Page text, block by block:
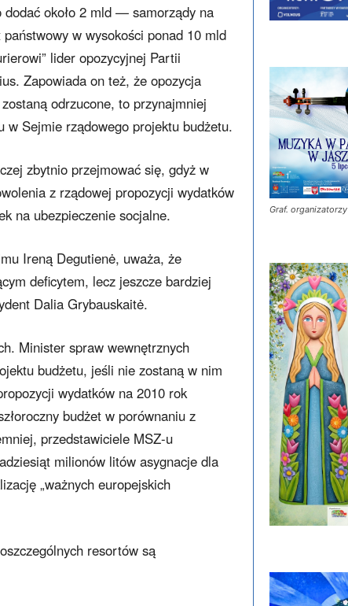
dodać około 2 mld — samorządy na
w wysokości ponad 10 mld
lider opozycyjnej Partii
Zapowiada on też, że opozycja
odrzucone, to przynajmniej
Sejmie rządowego projektu budżetu.
zbytnio przejmować się, gdyż w
z rządowej propozycji wydatków
na ubezpieczenie socjalne.
Ireną Degutienė, uważa, że
deficytem, lecz jeszcze bardziej
Dalia Grybauskaitė.
Minister spraw wewnętrznych
budżetu, jeśli nie zostaną w nim
wydatków na 2010 rok
budżet w porównaniu z
przedstawiciele MSZ-u
milionów litów asygnacje dla
„ważnych europejskich
resortów są
Graf. organizatorzy